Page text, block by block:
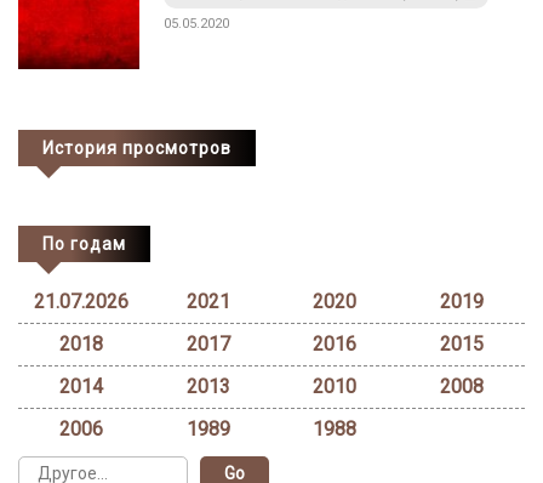
05.05.2020
История просмотров
По годам
21.07.2026 2021 2020
2019
2018
2017 2016
2015
2014
2013 2010
2008
2006
1989 1988